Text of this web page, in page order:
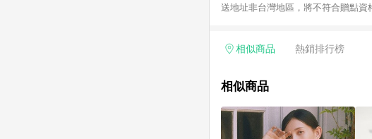
送地址非台灣地區，將不符合贈點資
相似商品 熱銷排行榜
相似商品